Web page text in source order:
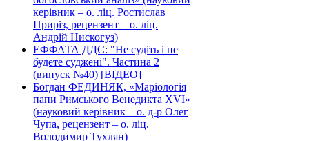
керівник – о. ліц. Ростислав
Приріз, рецензент – о. ліц.
Андрій Нискогуз)
ЕФФАТА ДДС: "Не судіть і не
будете суджені". Частина 2
(випуск №40) [ВІДЕО]
Богдан ФЕДИНЯК, «Маріологія
папи Римського Венедикта XVI»
(науковий керівник – о. д-р Олег
Чупа, рецензент – о. ліц.
Володимир Тухлян)